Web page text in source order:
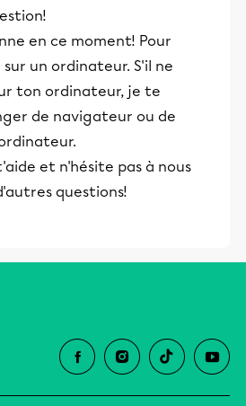
en ce moment! Pour
un ordinateur. S'il ne
ton ordinateur, je te
de navigateur ou de
et n'hésite pas à nous
questions!